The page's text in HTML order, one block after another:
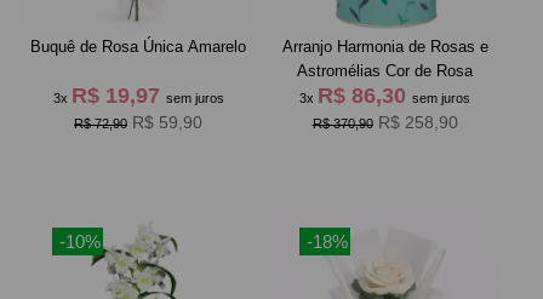
Buquê de Rosa Única Amarelo
3x R$ 19,97 sem juros
R$ 72,90 R$ 59,90
Arranjo Harmonia de Rosas e
Astromélias Cor de Rosa
3x R$ 86,30sem juros
R$ 370,90 R$ 258,90
-10% -18%